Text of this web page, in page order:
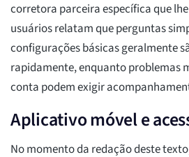
corretora parceira específica que
usuários relatam que perguntas
configurações básicas geralmente
rapidamente, enquanto problemas
conta podem exigir
Aplicativo móvel e
No momento da redação deste